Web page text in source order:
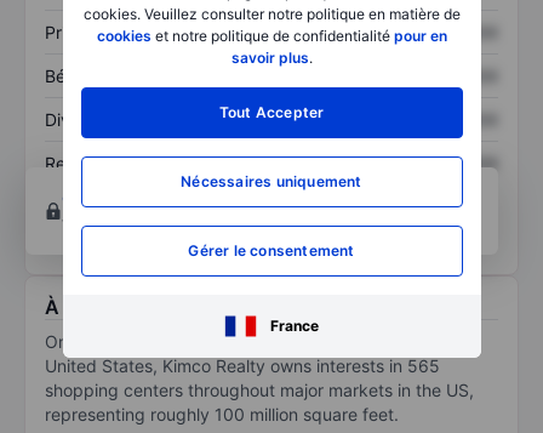
cookies. Veuillez consulter notre politique en matière de
cookies et notre politique de confidentialité pour en
savoir plus.
Tout Accepter
Nécessaires uniquement
Gérer le consentement
France
Prix / ventes XXXXXXX XXXXXXX
Bénéfice par action
Dividende par action XXXXXXX
Rendement des
XXXXXXX
XXXXXXX
Ouvrir un compte
techniques et d’analyses.
À propos Kimco Realty Corp.
One of the oldest real estate investment trusts in the
United States, Kimco Realty owns interests in 565
shopping centers throughout major markets in the US,
representing roughly 100 million square feet.